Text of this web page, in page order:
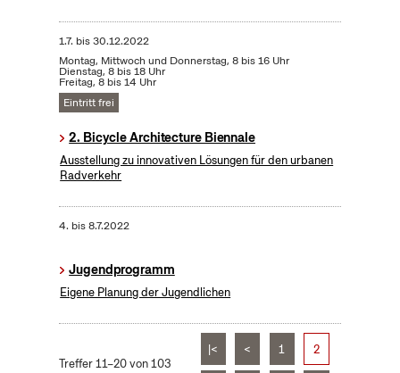
1.7. bis30.12.2022
Montag, Mittwoch und Donnerstag, 8 bis 16 Uhr
Dienstag, 8 bis 18 Uhr
Freitag, 8 bis 14 Uhr
Eintritt frei
2. Bicycle Architecture Biennale
Ausstellung zu innovativen Lösungen für den urbanen
Radverkehr
4. bis8.7.2022
Jugendprogramm
Eigene Planung der Jugendlichen
Treffer 11–20 von 103
|< < 1 2